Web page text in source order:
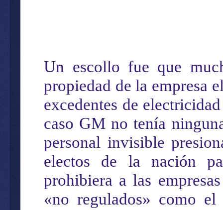
Un escollo fue que
propiedad de la empresa
excedentes de
caso GM no tenía
personal invisible
electos de la nación
prohibiera a las
«no regulados» como